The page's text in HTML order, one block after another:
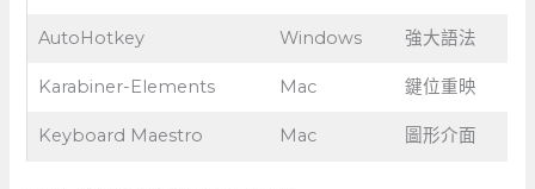
AutoHotkey Windows 強大語法
Karabiner-Elements Mac 鍵位重映
Keyboard Maestro Mac 圖形介面